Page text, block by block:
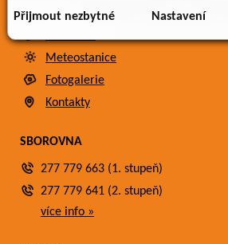
důsledku toho, že používáte jejich služby.
Přijmout nezbytné Nastavení
Bakaláři
Meteostanice
Fotogalerie
Kontakty
SBOROVNA
277 779 663 (1. stupeň)
277 779 641 (2. stupeň)
více info »